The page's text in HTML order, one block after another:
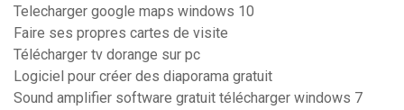
Telecharger google maps windows 10
Faire ses propres cartes de visite
Télécharger tv dorange sur pc
Logiciel pour créer des diaporama gratuit
Sound amplifier software gratuit télécharger windows 7